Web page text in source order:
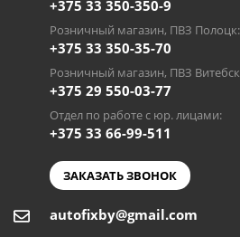
+375 33 350-350-9
Розничный магазин, ПВЗ Полоцк:
+375 33 350-35-70
Розничный магазин, ПВЗ
+375 29 550-03-77
Отдел по работе с юр. лицами:
+375 33 66-99-511
ЗАКАЗАТЬ ЗВОНОК
autofixby@gmail.com